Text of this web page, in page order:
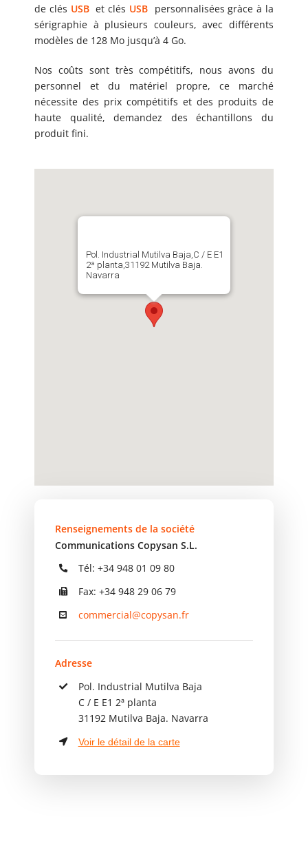
de clés USBet clés USBpersonnalisées gràce à la
sérigraphie à plusieurs couleurs, avec différents
modèles de 128 Mo jusqu’à 4 Go.
Nos coûts sont très compétitifs, nous avons du
personnel et du matériel propre, ce marché
nécessite des prix compétitifs et des produits de
haute qualité, demandez des échantillons du
produit fini.
Pol. Industrial Mutilva Baja,C / E E1
2ª planta,31192 Mutilva Baja.
Navarra
Renseignements de la société
Communications Copysan S.L.
Tél: +34 948 01 09 80
Fax: +34 948 29 06 79
commercial@copysan.fr
Adresse
Pol. Industrial Mutilva Baja
C / E E1 2ª planta
31192 Mutilva Baja. Navarra
Voir le détail de la carte